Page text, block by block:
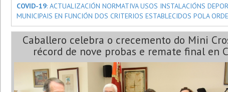
COVID-19: ACTUALIZACIÓN NORMATIVA USOS INSTALACIÓNS
MUNICIPAIS EN FUNCIÓN DOS CRITERIOS ESTABLECIDOS POLA
Caballero celebra o crecemento do Mini
récord de nove probas e remate final en